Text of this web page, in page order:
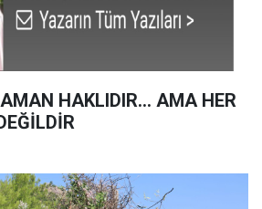
HAKLIDIR… AMA HER